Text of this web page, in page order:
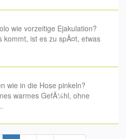
wie vorzeitige Ejakulation?
kommt, ist es zu spÃ¤t, etwas
wie in die Hose pinkeln?
warmes GefÃ¼hl, ohne